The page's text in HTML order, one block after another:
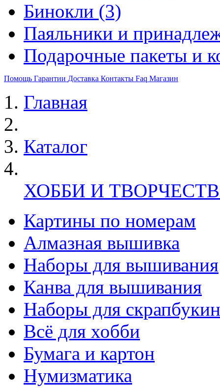
Бинокли (3)
Паяльники и
Подарочные пакеты и
Помощь Гарантии Доставка Контакты Faq Магазин
Главная
Каталог
ХОББИ И
Картины по номерам
Алмазная вышивка
Наборы для вышивания
Канва для вышивания
Наборы для
Всё для хобби
Бумага и картон
Нумизматика